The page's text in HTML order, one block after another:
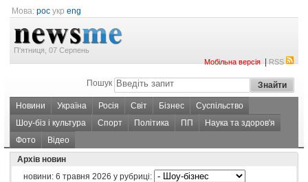
Мова: рос укр eng
П'ятниця, 07 Серпень
Мобільна версія|RSS
Пошук
Новини Україна Росія Світ Бізнес
Суспільство
Шоу-біз і культура
Спорт Політика ПП
Наука та здоров'я
Фото
Відео
Архів новин
новини: 6 травня 2026 у рубриці: